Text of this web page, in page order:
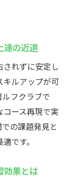
フスクー
を有意義に
ズヨンゴル
場感を体験
ールの設
達の近道
れずに安定し
キルアップが可
フクラブで
ース再現で実
の課題発見と
です。
効果とは